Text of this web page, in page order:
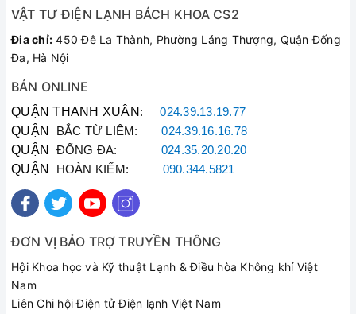
VẬT TƯ ĐIỆN LẠNH BÁCH KHOA CS2
Đia chỉ: 450 Đê La Thành, Phường Láng Thượng, Quận Đống
Đa, Hà Nội
BÁN ONLINE
QUẬN THANH XUÂN :024.39.13.19.77
QUẬN BẮC TỪ LIÊM:024.39.16.16.78
QUẬN ĐỐNG ĐA: 024.35.20.20.20
QUẬN HOÀN KIẾM: 090.344.5821
ĐƠN VỊ BẢO TRỢ TRUYỀN THÔNG
Hội Khoa học và Kỹ thuật Lạnh & Điều hòa Không khí Việt
Nam
Liên Chi hội Điện tử Điện lạnh Việt Nam